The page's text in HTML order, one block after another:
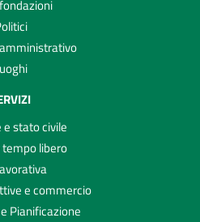
stato civile
libero
e commercio
Pianificazione